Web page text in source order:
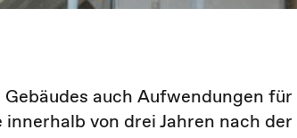
auch Aufwendungen für
von drei Jahren nach der